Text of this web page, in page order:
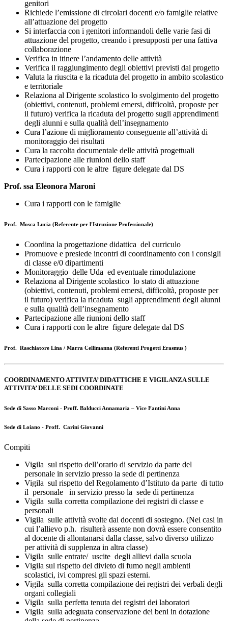
genitori
Richiede l’emissione di circolari docenti e/o famiglie relative
all’attuazione del progetto
Si interfaccia con i genitori informandoli delle varie fasi di
attuazione del progetto, creando i presupposti per una fattiva
collaborazione
Verifica in itinere l’andamento delle attività
Verifica il raggiungimento degli obiettivi previsti dal progetto
Valuta la riuscita e la ricaduta del progetto in ambito scolastico
e territoriale
Relaziona al Dirigente scolastico lo svolgimento del progetto
(obiettivi, contenuti, problemi emersi, difficoltà, proposte per
il futuro) verifica la ricaduta del progetto sugli apprendimenti
degli alunni e sulla qualità dell’insegnamento
Cura l’azione di miglioramento conseguente all’attività di
monitoraggio dei risultati
Cura la raccolta documentale delle attività progettuali
Partecipazione alle riunioni dello staff
Cura i rapporti con le altre figure delegate dal DS
Prof. ssa Eleonora Maroni
Cura i rapporti con le famiglie
Prof. Mosca Lucia (Referente per l'Istruzione Professionale)
Coordina la progettazione didattica del curriculo
Promuove e presiede incontri di coordinamento con i consigli
di classe e/0 dipartimenti
Monitoraggio delle Uda ed eventuale rimodulazione
Relaziona al Dirigente scolastico lo stato di attuazione
(obiettivi, contenuti, problemi emersi, difficoltà, proposte per
il futuro) verifica la ricaduta sugli apprendimenti degli alunni
e sulla qualità dell’insegnamento
Partecipazione alle riunioni dello staff
Cura i rapporti con le altre figure delegate dal DS
Prof. Raschiatore Lina / Marra Cellimanna (Referenti Progetti Erasmus )
COORDINAMENTO ATTIVITA’ DIDATTICHE E VIGILANZA SULLE
ATTIVITA’ DELLE SEDI COORDINATE
Sede di Sasso Marconi - Proff. Balducci Annamaria – Vice Fantini Anna
Sede di Loiano - Proff. Carini Giovanni
Compiti
Vigila sul rispetto dell’orario di servizio da parte del
personale in servizio presso la sede di pertinenza
Vigila sul rispetto del Regolamento d’Istituto da parte di tutto
il personale in servizio presso la sede di pertinenza
Vigila sulla corretta compilazione dei registri di classe e
personali
Vigila sulle attività svolte dai docenti di sostegno. (Nei casi in
cui l’allievo p.h. risulterà assente non dovrà essere consentito
al docente di allontanarsi dalla classe, salvo diverso utilizzo
per attività di supplenza in altra classe)
Vigila sulle entrate/ uscite degli allievi dalla scuola
Vigila sul rispetto del divieto di fumo negli ambienti
scolastici, ivi compresi gli spazi esterni.
Vigila sulla corretta compilazione dei registri dei verbali degli
organi collegiali
Vigila sulla perfetta tenuta dei registri dei laboratori
Vigila sulla adeguata conservazione dei beni in dotazione